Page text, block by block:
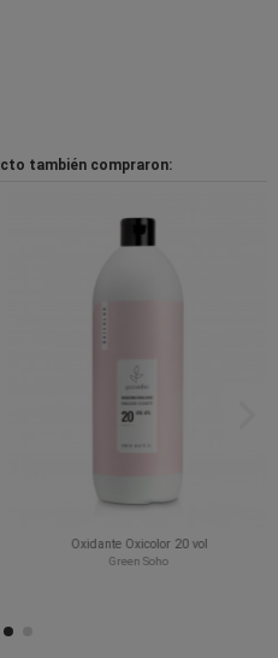
también compraron:
Oxidante Oxicolor 20 vol
Green Soho